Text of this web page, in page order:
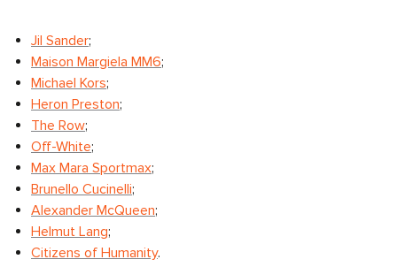
Jil Sander;
Maison Margiela MM6;
Michael Kors;
Heron Preston;
The Row;
Off-White;
Max Mara Sportmax;
Brunello Cucinelli;
Alexander McQueen;
Helmut Lang;
Citizens of Humanity.